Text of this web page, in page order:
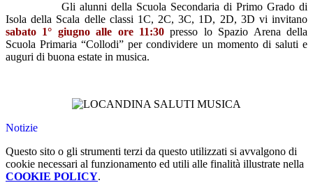
Gli alunni della Scuola Secondaria di Primo Grado di
Isola della Scala delle classi 1C, 2C, 3C, 1D, 2D, 3D vi invitano
sabato 1° giugno alle ore 11:30 presso lo Spazio Arena della
Scuola Primaria “Collodi” per condividere un momento di saluti e
auguri di buona estate in musica.
Notizie
Questo sito o gli strumenti terzi da questo utilizzati si avvalgono di
cookie necessari al funzionamento ed utili alle finalità illustrate nella
COOKIE POLICY.